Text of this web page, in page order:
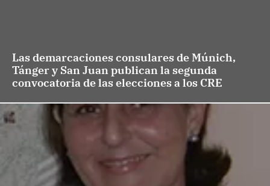
Las demarcaciones consulares de Múnich,
Tánger y San Juan publican la segunda
convocatoria de las elecciones a los CRE